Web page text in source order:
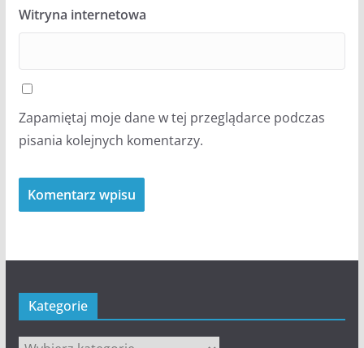
Witryna internetowa
Zapamiętaj moje dane w tej przeglądarce podczas
pisania kolejnych komentarzy.
Kategorie